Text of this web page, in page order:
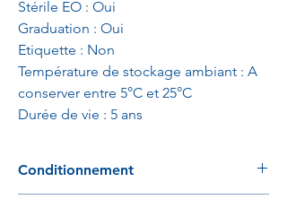
Stérile EO : Oui
Graduation : Oui
Etiquette : Non
Température de stockage ambiant : A
conserver entre 5°C et 25°C
Durée de vie : 5 ans
Conditionnement